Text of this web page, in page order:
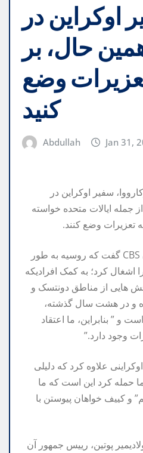
اوکراین در
حال، بر
وضع
کنید
Abdullah Jan 31,
سفیر اوکراین در
از جمله ایالات متحده خواسته
تعزیرات وضع کنند.
گفت که روسیه به طور
اشغال کرد؛ به کمک افرادیکه
هایی از مناطق دونتسک و
و در هشت سال گذشته،
است و ” بنابر این، ما اعتقاد
وجود دارد.”
اوکراینی علاوه کرد که دلیلی
حمله کرد این است که ما
” و کییف خواهان پیوستن با
پوتین، رییس جمهور آن